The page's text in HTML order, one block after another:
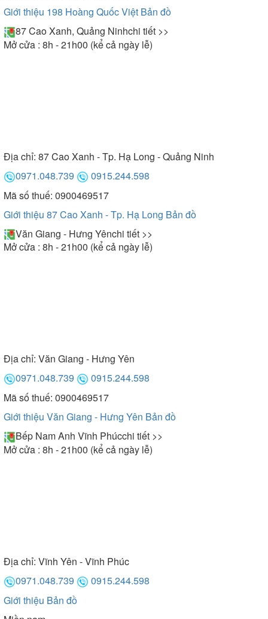
Giới thiệu 198 Hoàng Quốc Việt Bản đồ
87 Cao Xanh, Quảng Ninhchi tiết >>
Mở cửa : 8h - 21h00 (kể cả ngày lễ)
Địa chỉ: 87 Cao Xanh - Tp. Hạ Long - Quảng Ninh
0971.048.739
0915.244.598
Mã số thuế: 0900469517
Giới thiệu 87 Cao Xanh - Tp. Hạ Long Bản đồ
Văn Giang - Hưng Yênchi tiết >>
Mở cửa : 8h - 21h00 (kể cả ngày lễ)
Địa chỉ: Văn Giang - Hưng Yên
0971.048.739
0915.244.598
Mã số thuế: 0900469517
Giới thiệu Văn Giang - Hưng Yên Bản đồ
Bếp Nam Anh Vĩnh Phúcchi tiết >>
Mở cửa : 8h - 21h00 (kể cả ngày lễ)
Địa chỉ: Vĩnh Yên - Vĩnh Phúc
0971.048.739
0915.244.598
Giới thiệu Bản đồ